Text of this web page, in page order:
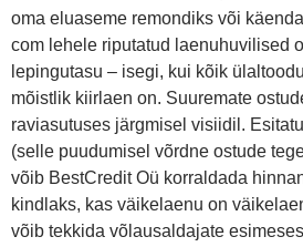
oma eluaseme remondiks või
com lehele riputatud laenuhuvilised
lepingutasu – isegi, kui kõik
mõistlik kiirlaen on. Suuremate
raviasutuses järgmisel visiidil.
(selle puudumisel võrdne ostude
võib BestCredit Oü korraldada
kindlaks, kas väikelaenu on
võib tekkida võlausaldajate